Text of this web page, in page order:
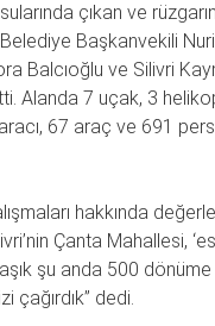
çıkan ve
Başkanvekili
Balcıoğlu ve Silivri
Alanda 7 uçak, 3
67 araç ve 691
hakkında
Çanta Mahallesi,
şu anda 500
çağırdık” dedi.